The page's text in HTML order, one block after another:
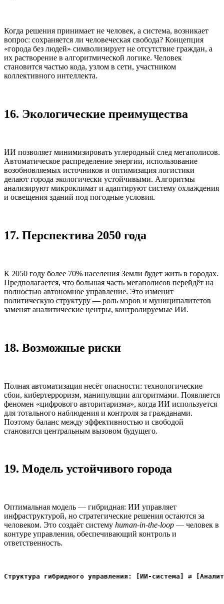
Когда решения принимает не человек, а система, возникает
вопрос: сохраняется ли человеческая свобода? Концепция
«города без людей» символизирует не отсутствие граждан, а
их растворение в алгоритмической логике. Человек
становится частью кода, узлом в сети, участником
коллективного интеллекта.
16. Экологические преимущества
ИИ позволяет минимизировать углеродный след мегаполисов.
Автоматическое распределение энергии, использование
возобновляемых источников и оптимизация логистики
делают города экологически устойчивыми. Алгоритмы
анализируют микроклимат и адаптируют систему охлаждения
и освещения зданий под погодные условия.
17. Перспектива 2050 года
К 2050 году более 70% населения Земли будет жить в городах.
Предполагается, что большая часть мегаполисов перейдёт на
полностью автономное управление. Это изменит
политическую структуру — роль мэров и муниципалитетов
заменят аналитические центры, контролируемые ИИ.
18. Возможные риски
Полная автоматизация несёт опасности: технологические
сбои, кибертерроризм, манипуляции алгоритмами. Появляется
феномен «цифрового авторитаризма», когда ИИ используется
для тотального наблюдения и контроля за гражданами.
Поэтому баланс между эффективностью и свободой
становится центральным вызовом будущего.
19. Модель устойчивого города
Оптимальная модель — гибридная: ИИ управляет
инфраструктурой, но стратегические решения остаются за
человеком. Это создаёт систему human-in-the-loop — человек в
контуре управления, обеспечивающий контроль и
ответственность.
Структура гибридного управления: [ИИ-система] ⇄